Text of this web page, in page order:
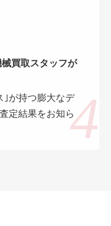
買取スタッフが
｣が持つ膨大なデ
定結果をお知ら